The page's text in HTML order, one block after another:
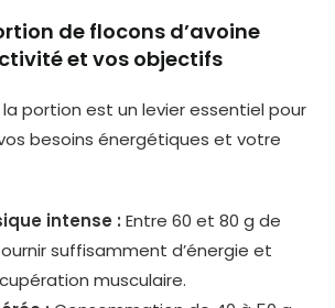
de flocons d’avoine
et vos objectifs
portion est un levier essentiel pour
besoins énergétiques et votre
intense : Entre 60 et 80 g de
suffisamment d’énergie et
musculaire.